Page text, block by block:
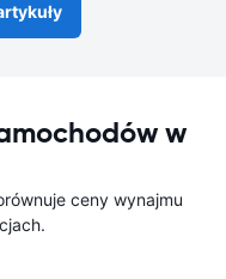
w
ceny wynajmu